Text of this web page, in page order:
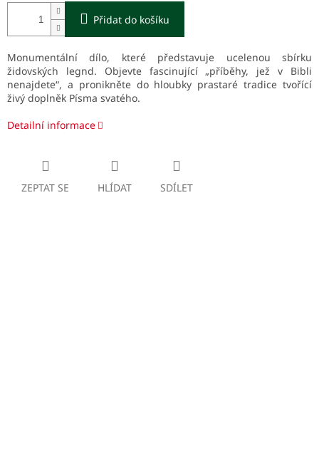
Přidat do košíku
Monumentální dílo, které představuje ucelenou sbírku
židovských legnd. Objevte fascinující „příběhy, jež v Bibli
nenajdete“, a pronikněte do hloubky prastaré tradice tvořící
živý doplněk Písma svatého.
Detailní informace
ZEPTAT SE HLÍDAT SDÍLET